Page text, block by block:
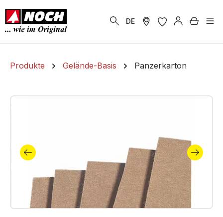
springen
DE
Produkte Gelände-Basis Panzerkarton
Bildergalerie überspringen